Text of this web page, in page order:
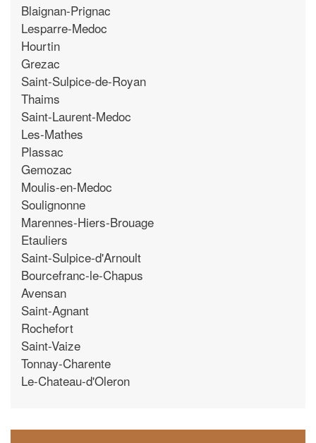
Blaignan-Prignac
Lesparre-Medoc
Hourtin
Grezac
Saint-Sulpice-de-Royan
Thaims
Saint-Laurent-Medoc
Les-Mathes
Plassac
Gemozac
Moulis-en-Medoc
Soulignonne
Marennes-Hiers-Brouage
Etauliers
Saint-Sulpice-d'Arnoult
Bourcefranc-le-Chapus
Avensan
Saint-Agnant
Rochefort
Saint-Vaize
Tonnay-Charente
Le-Chateau-d'Oleron